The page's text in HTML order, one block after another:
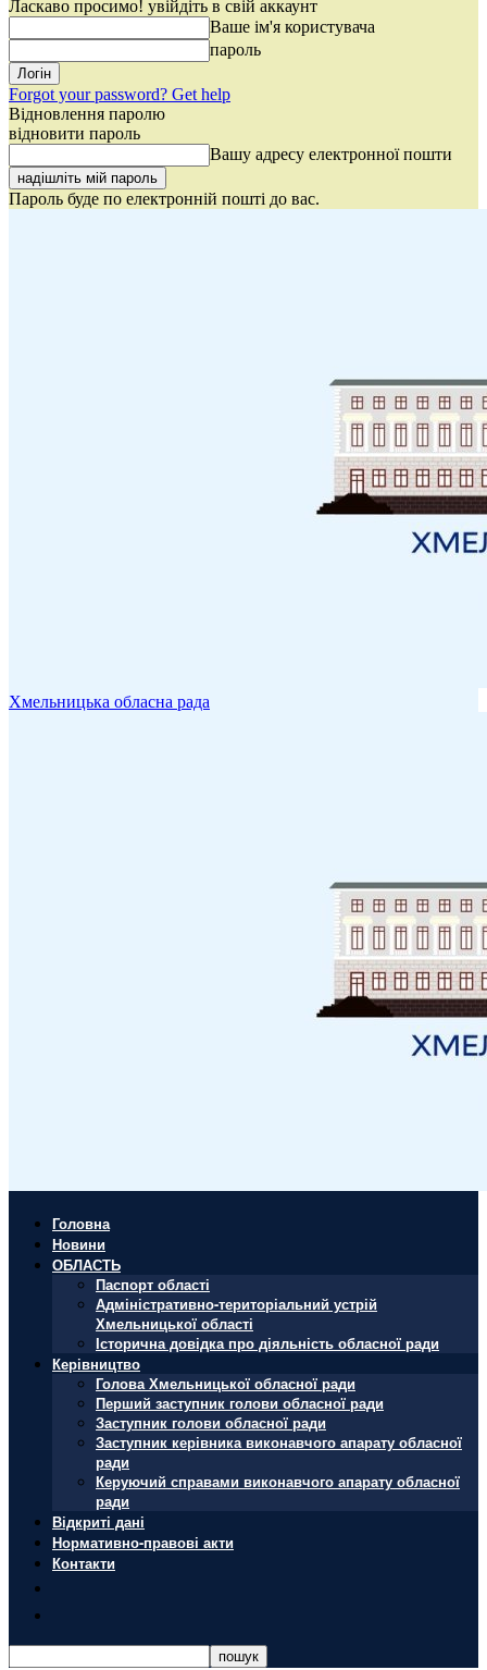
Ласкаво просимо! увійдіть в свій аккаунт
Ваше ім'я користувача
пароль
Forgot your password? Get help
Відновлення паролю
відновити пароль
Вашу адресу електронної пошти
Пароль буде по електронній пошті до вас.
Хмельницька обласна рада
Головна
Новини
ОБЛАСТЬ
Паспорт області
Адміністративно-територіальний устрій
Хмельницької області
Історична довідка про діяльність обласної ради
Керівництво
Голова Хмельницької обласної ради
Перший заступник голови обласної ради
Заступник голови обласної ради
Заступник керівника виконавчого апарату обласної
ради
Керуючий справами виконавчого апарату обласної
ради
Відкриті дані
Нормативно-правові акти
Контакти